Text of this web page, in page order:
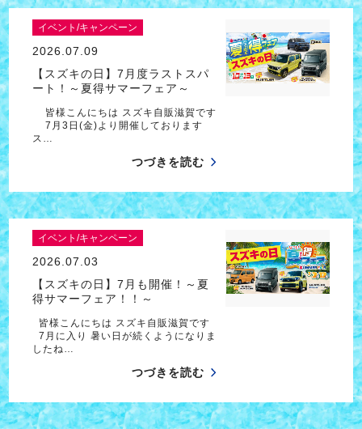
イベント/キャンペーン
2026.07.09
【スズキの日】7月度ラストスパ
ート！～夏得サマーフェア～
皆様こんにちは スズキ自販滋賀です
7月3日(金)より開催しております
ス…
つづきを読む
イベント/キャンペーン
2026.07.03
【スズキの日】7月も開催！～夏
得サマーフェア！！～
皆様こんにちは スズキ自販滋賀です
7月に入り 暑い日が続くようになりま
したね…
つづきを読む